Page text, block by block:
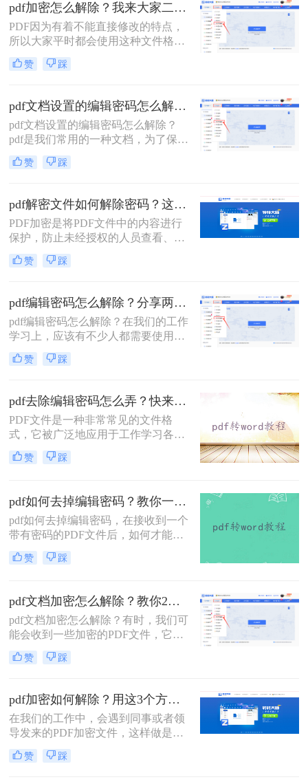
pdf加密怎么解除？我来大家二个方法！
PDF因为有着不能直接修改的特点，
所以大家平时都会使用这种文件格式
来存储重要的文件，不过虽然它不能
直接修改，但是别人还是可以随意查
自己的PDF文件应该怎么办呢？其实
很简单，只要对文件进行加密就行
了，那大家知道pdf加密怎么解除吗？
如果不知道就接着看下去吧，我来教
大家二个方法。
赞 踩
pdf文档设置的编辑密码怎么解除？分享几个解密方法！
pdf文档设置的编辑密码怎么解除？
pdf是我们常用的一种文档，为了保护
pdf文档的信息安全，很多人会将pdf
文档进行加密。但是如果你需要对pdf
时候应该怎么办呢？这个时候就需要
对文档进行解除密码保护的操作了。
在这种情况下，你可以采用一些方法
来解决这个问题。下面就给大家介绍
三种解除pdf密码保护的方法。
赞 踩
pdf解密文件如何解除密码？这两种解密方法很简单
PDF加密是将PDF文件中的内容进行
保护，防止未经授权的人员查看、复
制、编辑或打印文档内容。那有时候
我们也要解除这些加密的文档该怎么
何解除密码方法帮助大家解决这个问
题，快来看看！
赞 踩
pdf编辑密码怎么解除？分享两种解除密码的方法！
pdf编辑密码怎么解除？在我们的工作
学习上，应该有不少人都需要使用到
PDF文件格式，毕竟这个格式它兼容
性较广，且不易编辑，能较好的保存
被人随意查看，都会选择给文档加
密，今天就来教大家二种方法，轻松
给PDF文档加密。
赞 踩
pdf去除编辑密码怎么弄？快来试试这两种方法！
PDF文件是一种非常常见的文件格
式，它被广泛地应用于工作学习各个
领域。由于PDF文件中的内容往往十
分重要，因此，为了保护其内容不被
文件但忘记了密码，该怎么办呢？下
面，小编就给大家分享pdf去除编辑密
码怎么弄的方法，一起来学习一下
吧。
赞 踩
pdf如何去掉编辑密码？教你一种解除密码的在线方法！
pdf如何去掉编辑密码，在接收到一个
带有密码的PDF文件后，如何才能解
除文件中的密码？在当今这个互联网
时代下，必须随时具备防范意识来维
还包括到我们每天传输文件之中，而
最为普遍的是为PDF文件添加密码。
问题在于我们已获得PDF文件去编辑
使用，但是也要每开启一次都要输入
一次密码，比较繁琐，所以干脆可以
解除密码，今天教给你一个在线解除
起来看看。
赞 踩
pdf文档加密怎么解除？教你2个pdf解密方法！
pdf文档加密怎么解除​？有时，我们可
能会收到一些加密的PDF文件，它们
不允许我们对其进行编辑或打印。这
时，我们需要使用PDF解密工具，以
行编辑。那么接下来就给大家介绍一
下pdf加密解除的方法。
赞 踩
pdf加密如何解除？用这3个方法立即解密！
在我们的工作中，会遇到同事或者领
导发来的PDF加密文件，这样做是为
了保证文件的机密性；而我们每次打
开PDF文件都需要输入密码才能进行
赞 踩